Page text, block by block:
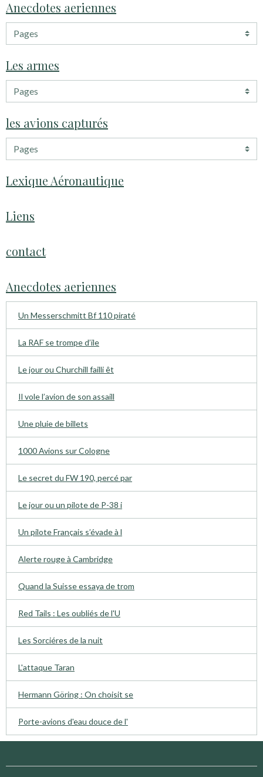
Anecdotes aeriennes
Les armes
les avions capturés
Lexique Aéronautique
Liens
contact
Anecdotes aeriennes
Un Messerschmitt Bf 110 piraté
La RAF se trompe d’ile
Le jour ou Churchill failli êt
Il vole l’avion de son assaill
Une pluie de billets
1000 Avions sur Cologne
Le secret du FW 190, percé par
Le jour ou un pilote de P-38 i
Un pilote Français s’évade à l
Alerte rouge à Cambridge
Quand la Suisse essaya de trom
Red Tails : Les oubliés de l'U
Les Sorciéres de la nuit
L'attaque Taran
Hermann Göring : On choisit se
Porte-avions d'eau douce de l'